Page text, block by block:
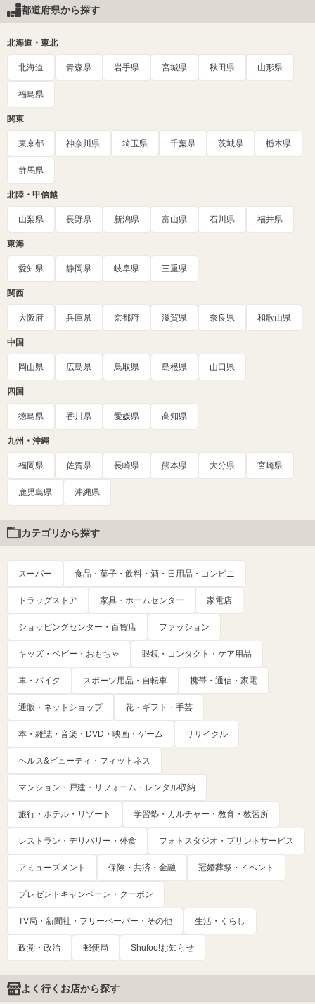
都道府県から探す
北海道・東北
北海道 青森県 岩手県 宮城県 秋田県 山形県
福島県
関東
東京都 神奈川県 埼玉県 千葉県 茨城県 栃木県
群馬県
北陸・甲信越
山梨県 長野県 新潟県 富山県 石川県 福井県
東海
愛知県 静岡県 岐阜県 三重県
関西
大阪府 兵庫県 京都府 滋賀県 奈良県 和歌山県
中国
岡山県 広島県 鳥取県 島根県 山口県
四国
徳島県 香川県 愛媛県 高知県
九州・沖縄
福岡県 佐賀県 長崎県 熊本県 大分県 宮崎県
鹿児島県 沖縄県
カテゴリから探す
スーパー 食品・菓子・飲料・酒・日用品・コンビニ
ドラッグストア 家具・ホームセンター 家電店
ショッピングセンター・百貨店 ファッション
キッズ・ベビー・おもちゃ 眼鏡・コンタクト・ケア用品
車・バイク スポーツ用品・自転車 携帯・通信・家電
通販・ネットショップ 花・ギフト・手芸
本・雑誌・音楽・DVD・映画・ゲーム リサイクル
ヘルス&ビューティ・フィットネス
マンション・戸建・リフォーム・レンタル収納
旅行・ホテル・リゾート 学習塾・カルチャー・教育・教習所
レストラン・デリバリー・外食 フォトスタジオ・プリントサービス
アミューズメント 保険・共済・金融 冠婚葬祭・イベント
プレゼントキャンペーン・クーポン
TV局・新聞社・フリーペーパー・その他 生活・くらし
政党・政治 郵便局 Shufoo!お知らせ
よく行くお店から探す